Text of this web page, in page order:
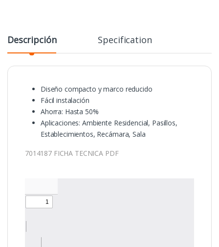
Descripción Specification
Diseño compacto y marco reducido
Fácil instalación
Ahorra: Hasta 50%
Aplicaciones: Ambiente Residencial, Pasillos,
Establecimientos, Recámara, Sala
7014187 FICHA TECNICA PDF